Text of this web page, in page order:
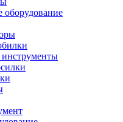
оборудование